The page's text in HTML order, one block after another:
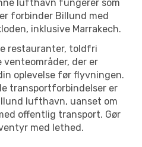
lufthavn fungerer som
forbinder Billund med
inklusive Marrakech.
restauranter, toldfri
der er
oplevelse før flyvningen.
transportforbindelser er
lufthavn, uanset om
offentlig transport. Gør
med lethed.